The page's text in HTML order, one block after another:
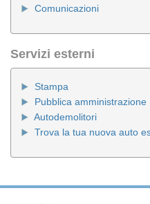
Comunicazioni
Servizi esterni
Stampa
Pubblica amministrazione
Autodemolitori
Trova la tua nuova auto